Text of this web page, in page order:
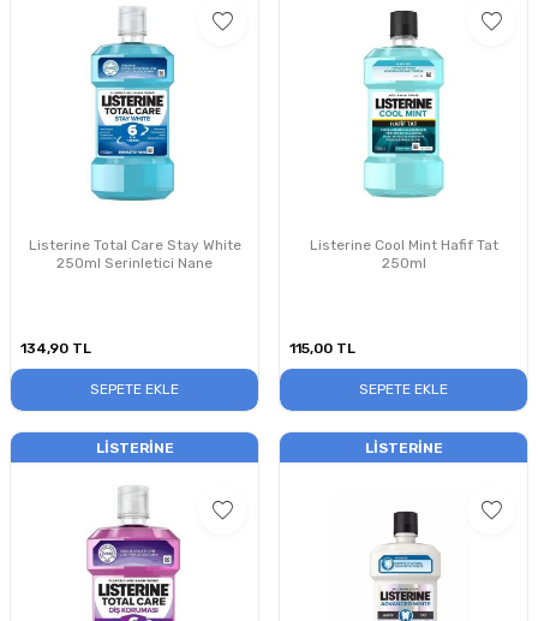
Listerine Total Care Stay White
250ml Serinletici Nane
134,90 TL
SEPETE EKLE
Listerine Cool Mint Hafif Tat
250ml
115,00 TL
SEPETE EKLE
LISTERINE LISTERINE